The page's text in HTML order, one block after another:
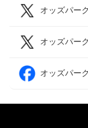
オッズパー
オッズパー
オッズパー